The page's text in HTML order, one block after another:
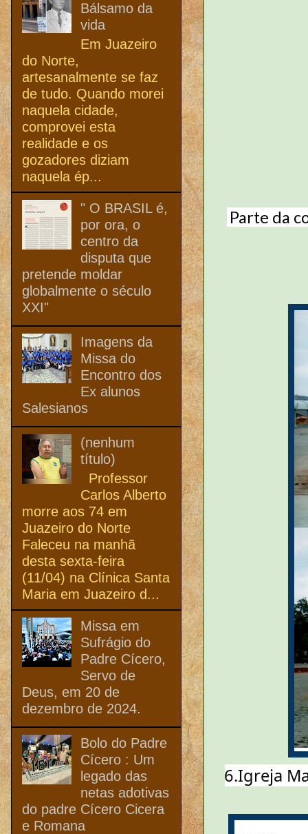
6.Igreja
Bálsamo da
vida
Em Juazeiro
do Norte,
artesanalmente se faz
de tudo. Quando morei
naquela cidade,
comprovei esta
realidade e os
gozadores diziam
naquela ép...
" O BRASIL é,
por ora, o
centro da
disputa que
pretende moldar
globalmente o século
XXI"
Imagens da
Missa do
Encontro dos
Ex alunos
Salesianos
(nenhum
título)
Professor
Carlos Alberto
morre aos 74 em
Juazeiro do Norte
Faleceu na manhã
desta sexta-feira
(11/04) na Clínica Santa
Maria em Juazeiro d...
Missa em
Sufrágio do
Padre Cícero,
Servo de
Deus, em 20 de
dezembro de 2024.
Bolo do Padre
Cícero : Um
legado das
netas adotivas
do padre Cícero Cicera
e Romana